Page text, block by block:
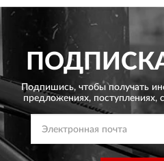
Подпишись, чтобы получать
предложениях, поступлениях,